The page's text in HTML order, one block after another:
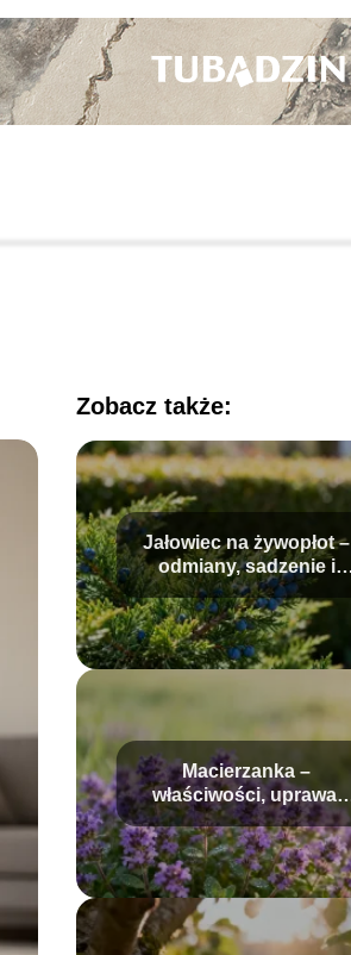
Zobacz także:
Jałowiec na żywopłot –
odmiany, sadzenie i
pielęgnacja
Macierzanka –
właściwości, uprawa,
zastosowanie